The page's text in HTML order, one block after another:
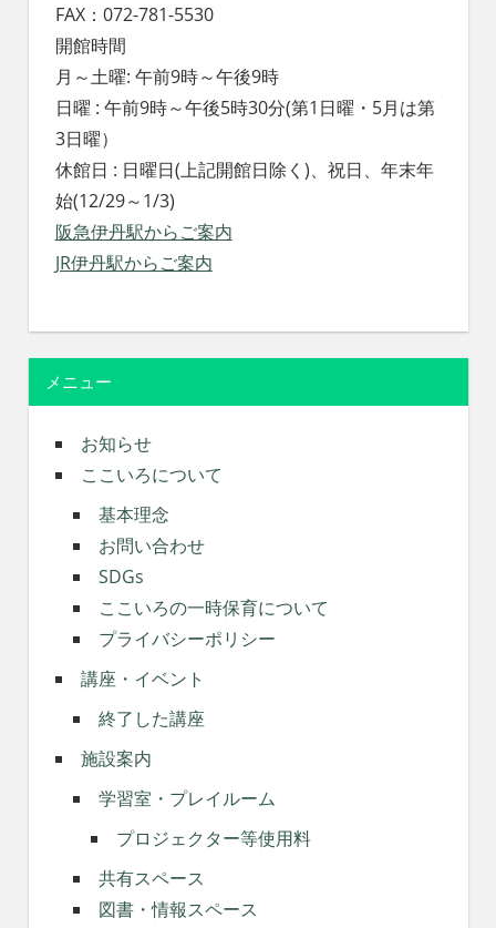
FAX：072-781-5530
開館時間
月～土曜: 午前9時～午後9時
日曜 : 午前9時～午後5時30分(第1日曜・5月は第
3日曜）
休館日 : 日曜日(上記開館日除く)、祝日、年末年
始(12/29～1/3)
阪急伊丹駅からご案内
JR伊丹駅からご案内
メニュー
お知らせ
ここいろについて
基本理念
お問い合わせ
SDGs
ここいろの一時保育について
プライバシーポリシー
講座・イベント
終了した講座
施設案内
学習室・プレイルーム
プロジェクター等使用料
共有スペース
図書・情報スペース